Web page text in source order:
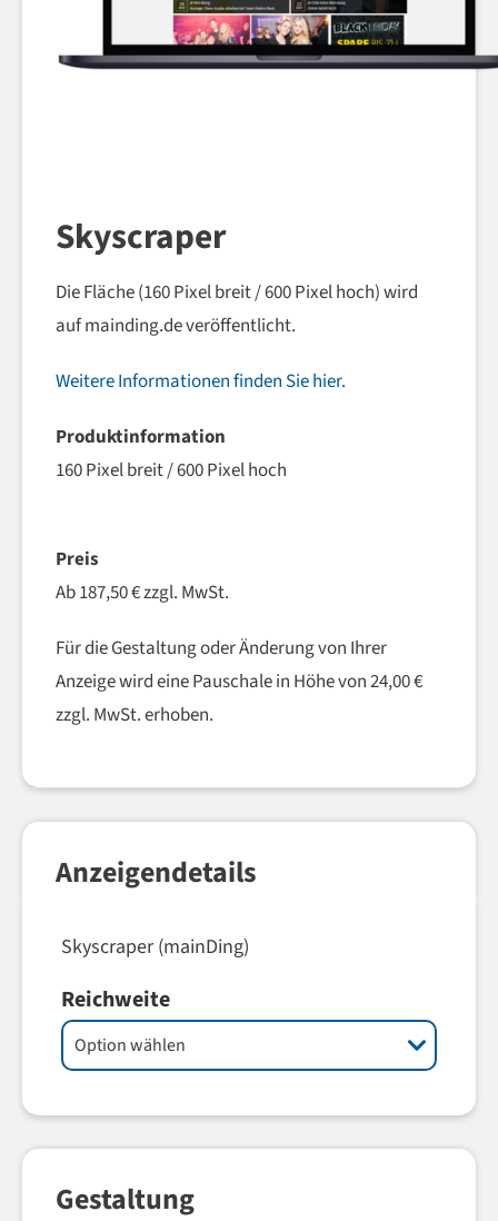
Skyscraper
Die Fläche (160 Pixel breit / 600 Pixel hoch) wird
auf mainding.de veröffentlicht.
Weitere Informationen finden Sie hier.
Produktinformation
160 Pixel breit / 600 Pixel hoch
Preis
Ab 187,50 € zzgl. MwSt.
Für die Gestaltung oder Änderung von Ihrer
Anzeige wird eine Pauschale in Höhe von 24,00 €
zzgl. MwSt. erhoben.
Anzeigendetails
Skyscraper (mainDing)
Reichweite
Gestaltung